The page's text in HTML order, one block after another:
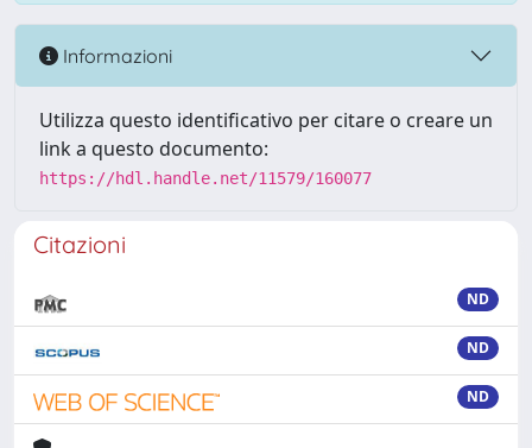
Informazioni
Utilizza questo identificativo per citare o creare un
link a questo documento:
https://hdl.handle.net/11579/160077
Citazioni
ND
ND
ND